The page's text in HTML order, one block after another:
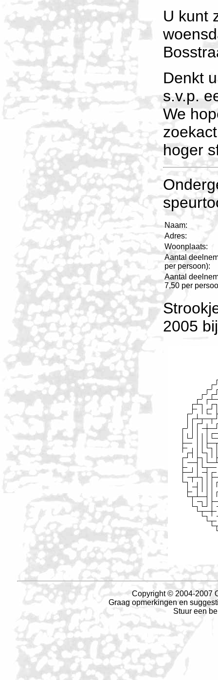
U kunt
Denkt
s.v.p.
We
hoger
Naam:
Adres:
Woonplaats:
Aantal
per persoon):
Aantal
7,50 per
2005
Copyright © 2004-2007
Graag opmerkingen en
Stuur een